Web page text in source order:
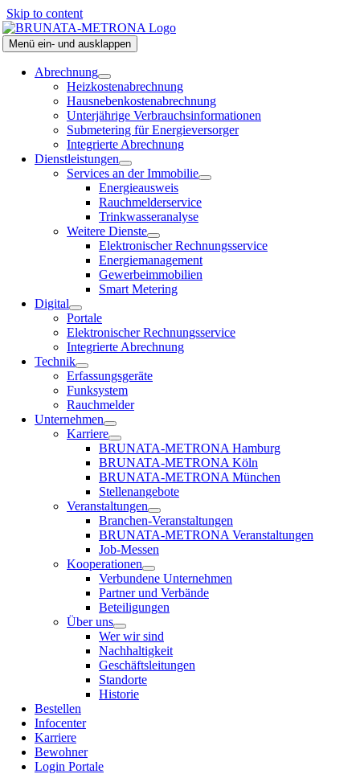
Skip to content
Menü ein- und ausklappen
Abrechnung
Heizkostenabrechnung
Hausnebenkostenabrechnung
Unterjährige Verbrauchsinformationen
Submetering für Energieversorger
Integrierte Abrechnung
Dienstleistungen
Services an der Immobilie
Energieausweis
Rauchmelderservice
Trinkwasseranalyse
Weitere Dienste
Elektronischer Rechnungsservice
Energiemanagement
Gewerbeimmobilien
Smart Metering
Digital
Portale
Elektronischer Rechnungsservice
Integrierte Abrechnung
Technik
Erfassungsgeräte
Funksystem
Rauchmelder
Unternehmen
Karriere
BRUNATA-METRONA Hamburg
BRUNATA-METRONA Köln
BRUNATA-METRONA München
Stellenangebote
Veranstaltungen
Branchen-Veranstaltungen
BRUNATA-METRONA Veranstaltungen
Job-Messen
Kooperationen
Verbundene Unternehmen
Partner und Verbände
Beteiligungen
Über uns
Wer wir sind
Nachhaltigkeit
Geschäftsleitungen
Standorte
Historie
Bestellen
Infocenter
Karriere
Bewohner
Login Portale